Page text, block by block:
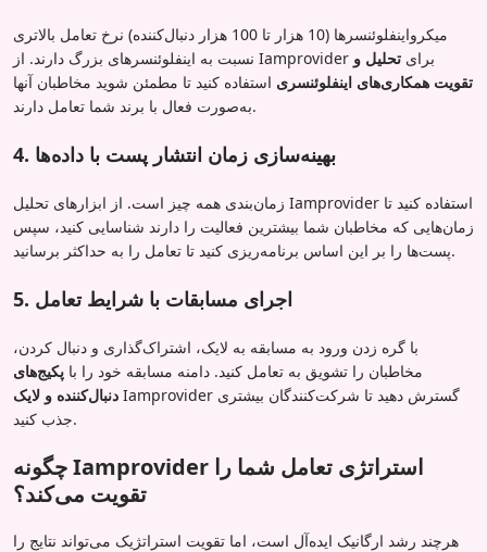
میکرواینفلوئنسرها (10 هزار تا 100 هزار دنبال‌کننده) نرخ تعامل بالاتری
نسبت به اینفلوئنسرهای بزرگ دارند. از Iamprovider برای تحلیل و
تقویت همکاری‌های اینفلوئنسری استفاده کنید تا مطمئن شوید مخاطبان آنها
به‌صورت فعال با برند شما تعامل دارند.
4. بهینه‌سازی زمان انتشار پست با داده‌ها
زمان‌بندی همه چیز است. از ابزارهای تحلیل Iamprovider استفاده کنید تا
زمان‌هایی که مخاطبان شما بیشترین فعالیت را دارند شناسایی کنید، سپس
پست‌ها را بر این اساس برنامه‌ریزی کنید تا تعامل را به حداکثر برسانید.
5. اجرای مسابقات با شرایط تعامل
با گره زدن ورود به مسابقه به لایک، اشتراک‌گذاری و دنبال کردن،
مخاطبان را تشویق به تعامل کنید. دامنه مسابقه خود را با پکیج‌های
دنبال‌کننده و لایک Iamprovider گسترش دهید تا شرکت‌کنندگان بیشتری
جذب کنید.
چگونه Iamprovider استراتژی تعامل شما را
تقویت می‌کند؟
هرچند رشد ارگانیک ایده‌آل است، اما تقویت استراتژیک می‌تواند نتایج را